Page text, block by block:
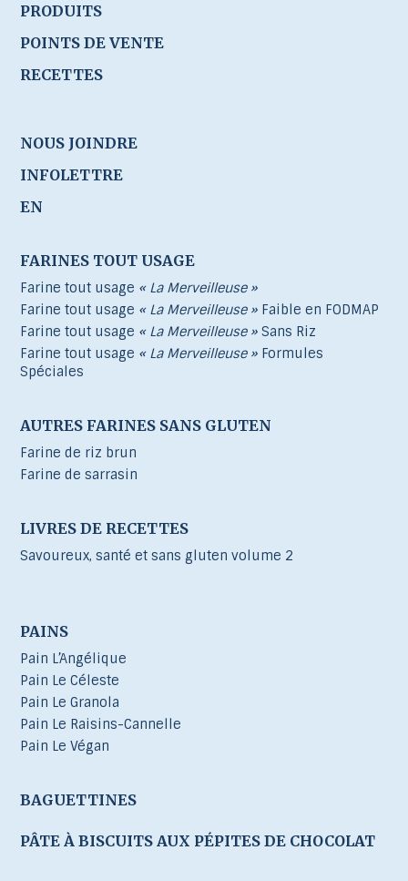
PRODUITS
POINTS DE VENTE
RECETTES
NOUS JOINDRE
INFOLETTRE
EN
FARINES TOUT USAGE
Farine tout usage « La Merveilleuse »
Farine tout usage « La Merveilleuse » Faible en FODMAP
Farine tout usage « La Merveilleuse » Sans Riz
Farine tout usage « La Merveilleuse » Formules
Spéciales
AUTRES FARINES SANS GLUTEN
Farine de riz brun
Farine de sarrasin
LIVRES DE RECETTES
Savoureux, santé et sans gluten volume 2
PAINS
Pain L’Angélique
Pain Le Céleste
Pain Le Granola
Pain Le Raisins-Cannelle
Pain Le Végan
BAGUETTINES
PÂTE À BISCUITS AUX PÉPITES DE CHOCOLAT